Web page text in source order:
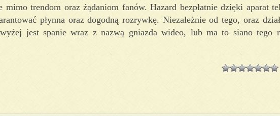
mimo trendom oraz żądaniom fanów. Hazard bezpłatnie dzięki aparat
płynna oraz dogodną rozrywkę. Niezależnie od tego, oraz
jest spanie wraz z nazwą gniazda wideo, lub ma to siano tego